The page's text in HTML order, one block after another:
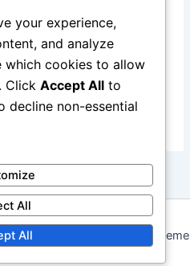
and website in this browser
by Astra WordPress Theme
your experience,
and analyze
which cookies to allow
. Click Accept All to
decline non-essential
All
All